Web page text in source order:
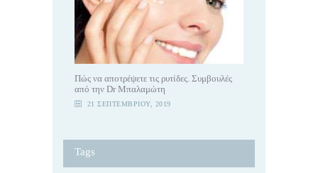
Πώς να αποτρέψετε τις ρυτίδες. Συμβουλές
από την Dr Μπαλαμώτη
21 ΣΕΠΤΕΜΒΡΊΟΥ, 2019
Tags